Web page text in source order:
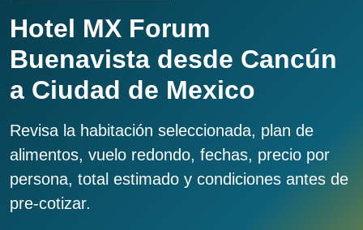
Hotel MX Forum
Buenavista desde Cancún
a Ciudad de Mexico
Revisa la habitación seleccionada, plan de
alimentos, vuelo redondo, fechas, precio por
persona, total estimado y condiciones antes de
pre-cotizar.